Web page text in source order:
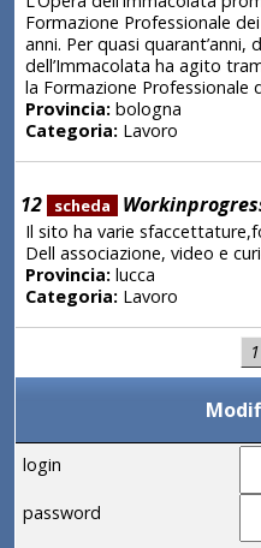
Formazione Professionale
anni. Per quasi quarant’anni,
dell’Immacolata ha agito
la Formazione Professionale
Provincia:bologna
Categoria:Lavoro
12 scheda
Il sito ha varie
Dell associazione, video e
Provincia:lucca
Categoria:Lavoro
1
login
password